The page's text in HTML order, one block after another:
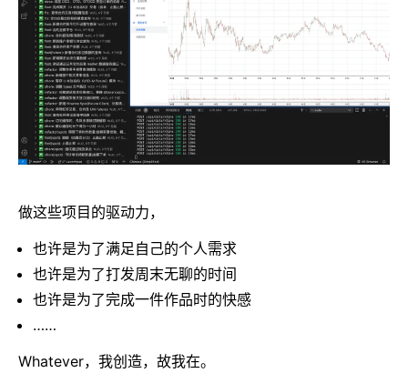
做这些项目的驱动力，
也许是为了满足自己的个人需求
也许是为了打发周末无聊的时间
也许是为了完成一件作品时的快感
……
Whatever，我创造，故我在。